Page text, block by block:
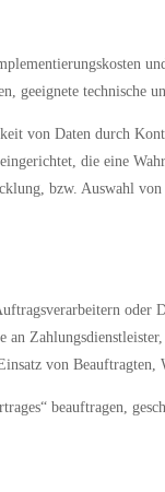
technische
von Daten durch
die eine
bzw. Auswahl
von Beauftragten,
beauftragen,